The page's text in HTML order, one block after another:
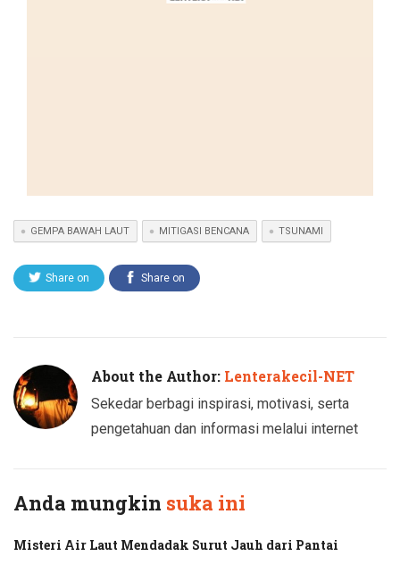
GEMPA BAWAH LAUT MITIGASI BENCANA TSUNAMI
Share on Share on
About the Author: Lenterakecil-NET
Sekedar berbagi inspirasi, motivasi, serta
pengetahuan dan informasi melalui internet
Anda mungkin suka ini
Misteri Air Laut Mendadak Surut Jauh dari Pantai